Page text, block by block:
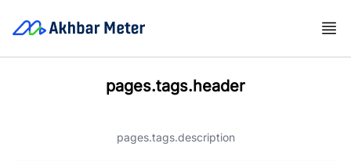
pages.tags.header
pages.tags.description